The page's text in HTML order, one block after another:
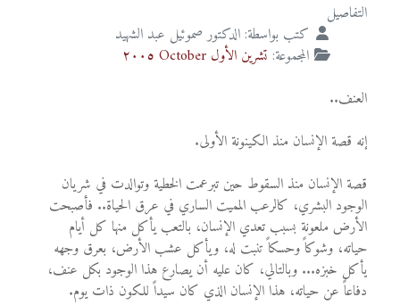
التفاصيل
كتب بواسطة: الدكتور صموئيل عبد الشهيد
المجموعة: تشرين الأول October ٢٠٠٥
العنف..
إنه قصة الإنسان منذ الكينونة الأولى.
قصة الإنسان منذ السقوط حين تبرعمت الخطية وتوالدت في شريان
الوجود البشري، كالرعب المميت الساري في عرق الحياة.. فأصبحت
الأرض ملعونة بسبب تعدي الإنسان، بالتعب يأكل منها كل أيام
حياته، وشوكاً وحسكاً تنبت له، ويأكل عشب الأرض، بعرق وجهه
يأكل خبزه... وبالتالي، كان عليه أن يصارع هذا الوجود بكل عنف،
دفاعاً عن حياته، هذا الإنسان الذي كان سيداً للكون ذات يوم.